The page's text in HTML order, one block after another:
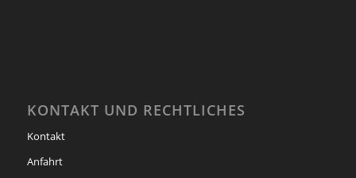
KONTAKT UND RECHTLICHES
Kontakt
Anfahrt